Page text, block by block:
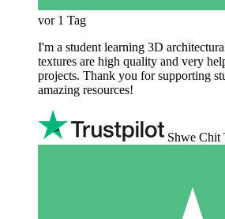
vor 1 Tag
I'm a student learning 3D
textures are high quality and very
projects. Thank you for supporting
amazing resources!
Shwe Chit